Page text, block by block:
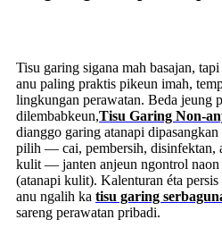
Tisu garing sigana mah basajan,
anu paling praktis pikeun imah,
lingkungan perawatan. Beda jeung
dilembabkeun,Tisu Garing Non-
dianggo garing atanapi
pilih — cai, pembersih, disinfektan,
kulit — janten anjeun ngontrol naon
(atanapi kulit). Kalenturan éta
anu ngalih ka tisu garing
sareng perawatan pribadi.